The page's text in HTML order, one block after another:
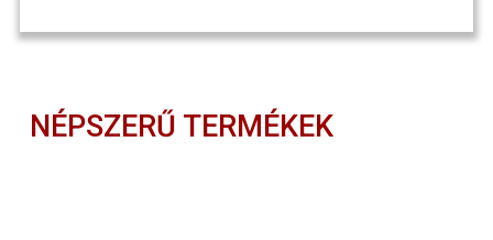
NÉPSZERŰ TERMÉKEK